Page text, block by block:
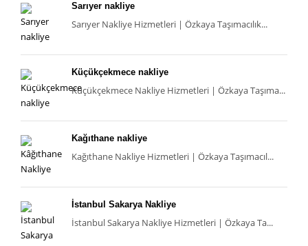
Sarıyer nakliye
Sarıyer Nakliye Hizmetleri | Özkaya Taşımacılık...
Küçükçekmece nakliye
Küçükçekmece Nakliye Hizmetleri | Özkaya Taşıma...
Kağıthane nakliye
Kağıthane Nakliye Hizmetleri | Özkaya Taşımacıl...
İstanbul Sakarya Nakliye
İstanbul Sakarya Nakliye Hizmetleri | Özkaya Ta...